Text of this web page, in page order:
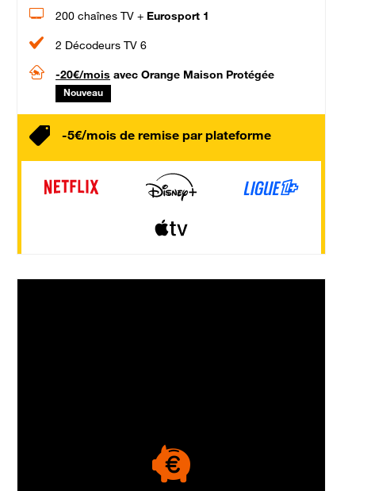
200 chaînes TV + Eurosport 1
2 Décodeurs TV 6
-20€/mois avec Orange Maison Protégée
Nouveau
-5€/mois de remise par plateforme